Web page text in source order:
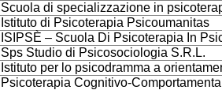
Scuola di specializzazione in
Istituto di Psicoterapia Psicoumanitas
ISIPSÈ – Scuola Di Psicoterapia In
Sps Studio di Psicosociologia S.R.L.
Istituto per lo psicodramma a
Psicoterapia Cognitivo-